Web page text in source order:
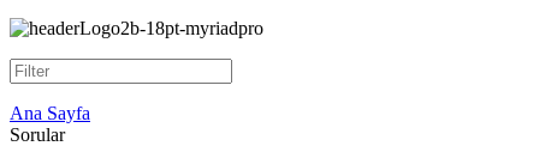
Ana Sayfa
Sorular